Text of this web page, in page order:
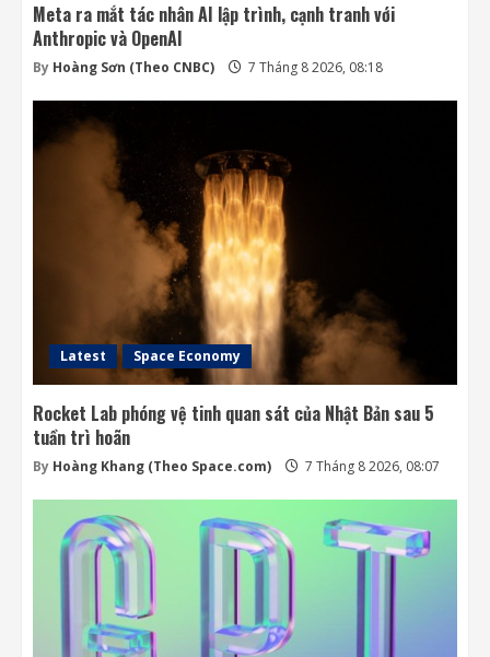
Meta ra mắt tác nhân AI lập trình, cạnh tranh với
Anthropic và OpenAI
By Hoàng Sơn (Theo CNBC) 7 Tháng 8 2026, 08:18
Latest Space Economy
Rocket Lab phóng vệ tinh quan sát của Nhật Bản sau 5
tuần trì hoãn
By Hoàng Khang (Theo Space.com) 7 Tháng 8 2026, 08:07